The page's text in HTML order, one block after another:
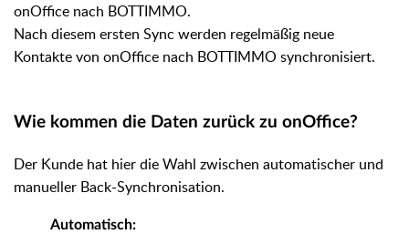
onOffice nach BOTTIMMO.
Nach diesem ersten Sync werden regelmäßig neue
Kontakte von onOffice nach BOTTIMMO synchronisiert.
Wie kommen die Daten zurück zu onOffice?
Der Kunde hat hier die Wahl zwischen automatischer und
manueller Back-Synchronisation.
Automatisch: